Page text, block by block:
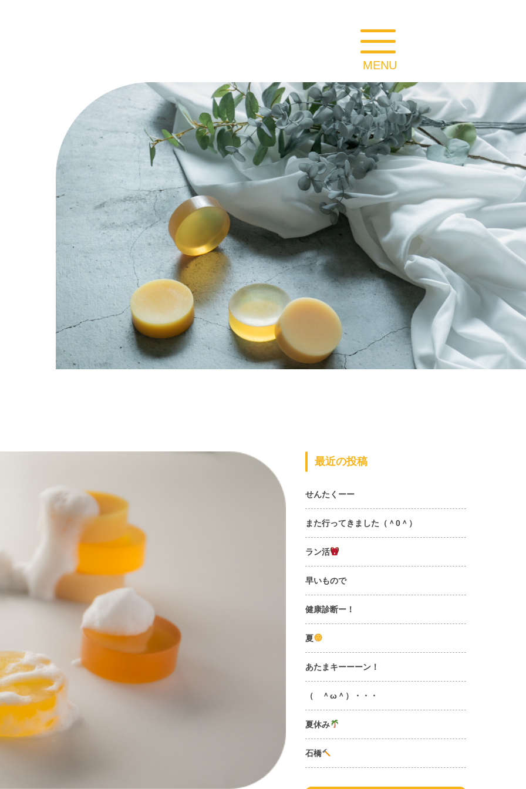
最近の投稿
せんたくーー
また行ってきました（＾0＾）
ラン活
早いもので
健康診断ー！
夏
あたまキーーーン！
（ ＾ω＾）・・・
夏休み
石橋